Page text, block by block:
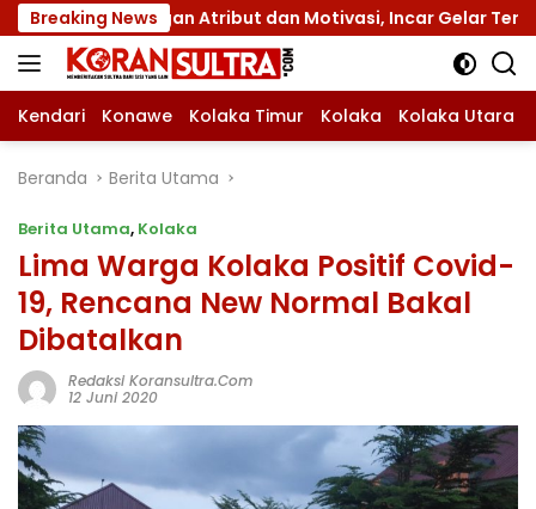
Langsung
ke
konten
Breaking News
dengan Atribut dan Motivasi, Incar Gelar Terbaik di Sultra
Kendari Konawe Kolaka Timur Kolaka Kolaka Utara
Beranda Berita Utama
Berita Utama, Kolaka
Lima Warga Kolaka Positif Covid-
19, Rencana New Normal Bakal
Dibatalkan
Redaksi Koransultra.com
12 Juni 2020